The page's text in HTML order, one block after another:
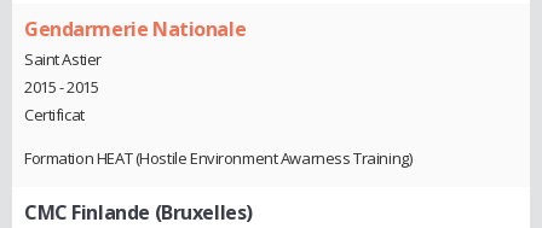
Gendarmerie Nationale
Saint Astier
2015 - 2015
Certificat
Formation HEAT (Hostile Environment Awarness Training)
CMC Finlande (Bruxelles)